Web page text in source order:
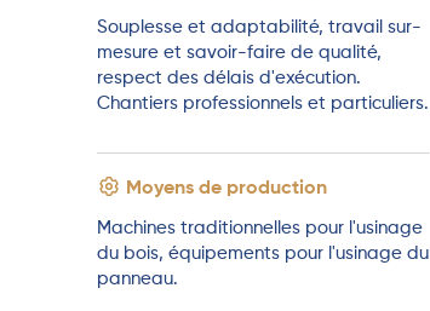
Souplesse et adaptabilité, travail sur-
mesure et savoir-faire de qualité,
respect des délais d'exécution.
Chantiers professionnels et particuliers.
Moyens de production
Machines traditionnelles pour l'usinage
du bois, équipements pour l'usinage du
panneau.